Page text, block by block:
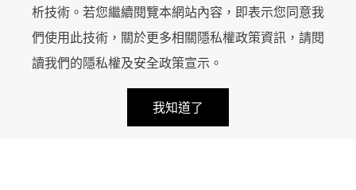
首頁 包裝印刷
超好笑包裝研究 知識專欄
析技術。若您繼續閱覽本網站內容，即表示您同意我
們使用此技術，關於更多相關隱私權政策資訊，請閱
讀我們的隱私權及安全政策宣示 。
我知道了